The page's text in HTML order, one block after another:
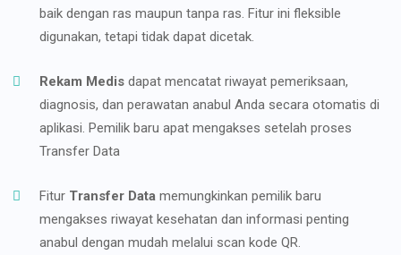
baik dengan ras maupun tanpa ras. Fitur ini fleksible
digunakan, tetapi tidak dapat dicetak.
Rekam Medis dapat mencatat riwayat pemeriksaan,
diagnosis, dan perawatan anabul Anda secara otomatis di
aplikasi. Pemilik baru apat mengakses setelah proses
Transfer Data
Fitur Transfer Data memungkinkan pemilik baru
mengakses riwayat kesehatan dan informasi penting
anabul dengan mudah melalui scan kode QR.